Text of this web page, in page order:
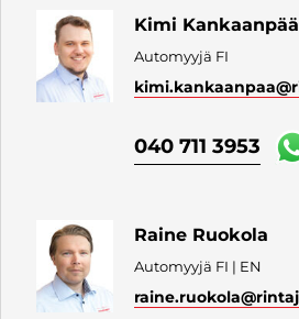
Kimi Kankaanpää
Automyyjä FI
kimi.kankaanpaa
040 711 3953
Raine Ruokola
Automyyjä FI | EN
raine.ruokola